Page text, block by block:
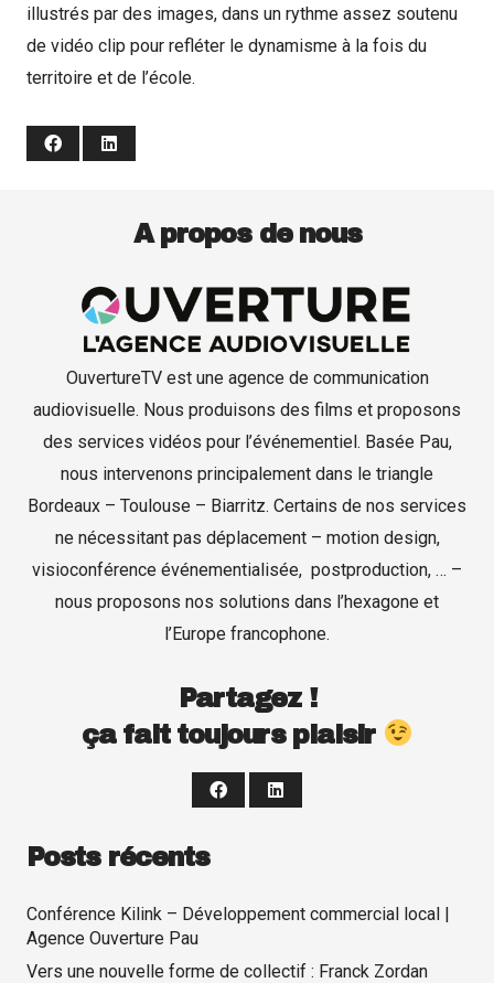
Production de films
Contact
illustrés par des images, dans un rythme assez soutenu
de vidéo clip pour refléter le dynamisme à la fois du
territoire et de l’école.
A propos de nous
OuvertureTV est une agence de communication
audiovisuelle. Nous produisons des films et proposons
des services vidéos pour l’événementiel. Basée Pau,
nous intervenons principalement dans le triangle
Bordeaux – Toulouse – Biarritz. Certains de nos services
ne nécessitant pas déplacement – motion design,
visioconférence événementialisée, postproduction, … –
nous proposons nos solutions dans l’hexagone et
l’Europe francophone.
Partagez !
ça fait toujours plaisir
Posts récents
Conférence Kilink – Développement commercial local |
Agence Ouverture Pau
Vers une nouvelle forme de collectif : Franck Zordan